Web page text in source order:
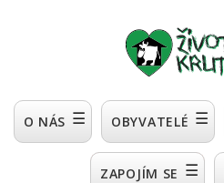
O NÁS ☰ OBYVATELÉ ☰
ZAPOJÍM SE ☰